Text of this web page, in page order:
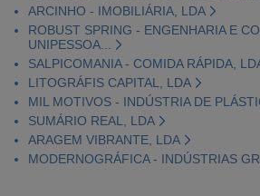
ARCINHO - IMOBILIÁRIA, LDA
ROBUST SPRING - ENGENHARIA E
UNIPESSOA...
SALPICOMANIA - COMIDA RÁPIDA,
LITOGRÁFIS CAPITAL, LDA
MIL MOTIVOS - INDÚSTRIA DE
SUMÁRIO REAL, LDA
ARAGEM VIBRANTE, LDA
MODERNOGRÁFICA - INDÚSTRIAS